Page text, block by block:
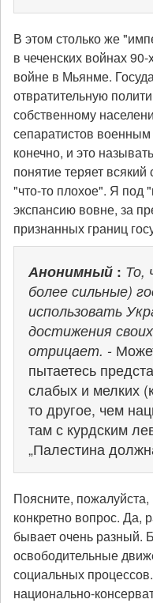
В этом столько же
в чеченских войнах
войне в Мьянме.
отвратительную
собственному
сепаратистов
конечно, и это
понятие теряет
"что-то плохое". Я
экспансию вовне, за
признанных границ
Анонимный: То,
более сильные)
использовать
достижения
отрицает. -
пытаетесь
слабых и мелких
то другое, чем
там с курдским
„Палестина
Поясните, пожалуйста,
конкретно вопрос. Да,
бывает очень разный.
освободительные
социальных
национально-